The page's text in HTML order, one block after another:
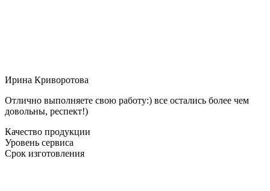
Ирина Криворотова
Отлично выполняете свою работу:) все остались более чем
довольны, респект!)
Качество продукции
Уровень сервиса
Срок изготовления